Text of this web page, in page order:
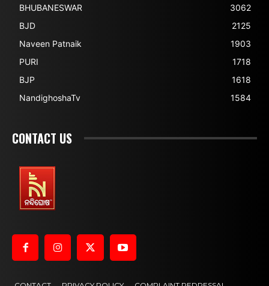
BHUBANESWAR
3062
BJD
2125
Naveen Patnaik
1903
PURI
1718
BJP
1618
NandighoshaTv
1584
CONTACT US